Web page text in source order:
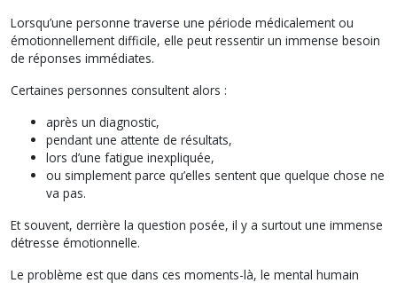
Lorsqu’une personne traverse une période médicalement ou
émotionnellement difficile, elle peut ressentir un immense besoin
de réponses immédiates.
Certaines personnes consultent alors :
après un diagnostic,
pendant une attente de résultats,
lors d’une fatigue inexpliquée,
ou simplement parce qu’elles sentent que quelque chose ne
va pas.
Et souvent, derrière la question posée, il y a surtout une immense
détresse émotionnelle.
Le problème est que dans ces moments-là, le mental humain